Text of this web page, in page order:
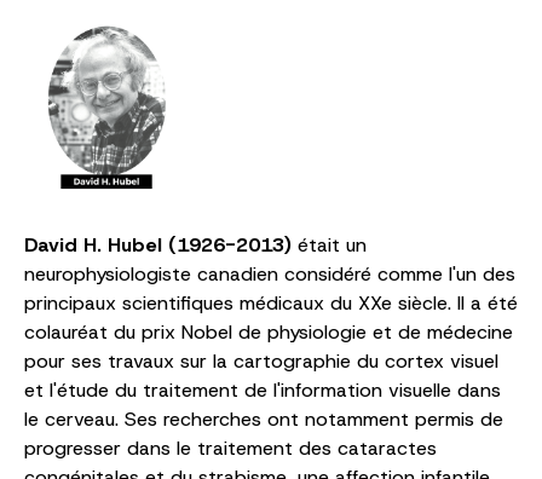
David H. Hubel (1926-2013) était un
neurophysiologiste canadien considéré comme l'un des
principaux scientifiques médicaux du XXe siècle. Il a été
colauréat du prix Nobel de physiologie et de médecine
pour ses travaux sur la cartographie du cortex visuel
et l'étude du traitement de l'information visuelle dans
le cerveau. Ses recherches ont notamment permis de
progresser dans le traitement des cataractes